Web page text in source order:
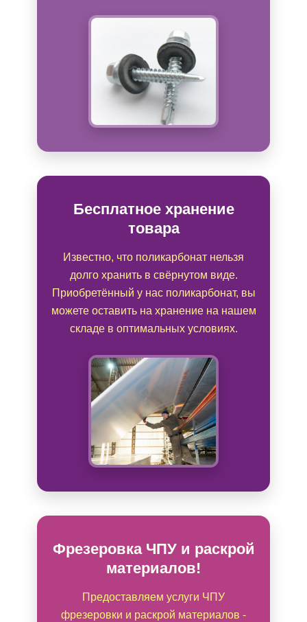
Бесплатное хранение
товара
Известно, что поликарбонат нельзя
долго хранить в свёрнутом виде.
Приобретённый у нас поликарбонат, вы
можете оставить на хранение на нашем
складе в оптимальных условиях.
Фрезеровка ЧПУ и раскрой
материалов!
Предоставляем услуги ЧПУ
фрезеровки и раскрой материалов -